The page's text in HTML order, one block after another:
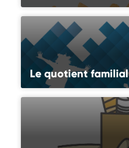
Le quotient familial